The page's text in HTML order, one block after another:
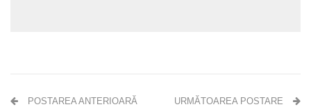
POSTAREA ANTERIOARĂ URMĂTOAREA POSTARE